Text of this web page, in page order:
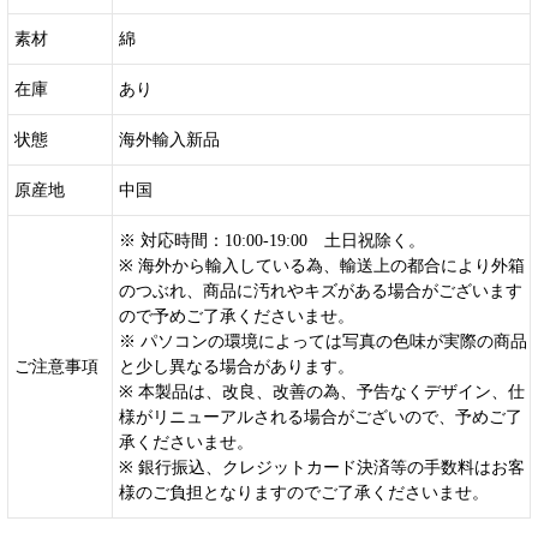
素材 綿
在庫 あり
状態 海外輸入新品
原産地 中国
ご注意事項
※ 対応時間：10:00-19:00 土日祝除く。
※ 海外から輸入している為、輸送上の都合により外箱
のつぶれ、商品に汚れやキズがある場合がございます
ので予めご了承くださいませ。
※ パソコンの環境によっては写真の色味が実際の商品
と少し異なる場合があります。
※ 本製品は、改良、改善の為、予告なくデザイン、仕
様がリニューアルされる場合がございので、予めご了
承くださいませ。
※ 銀行振込、クレジットカード決済等の手数料はお客
様のご負担となりますのでご了承くださいませ。